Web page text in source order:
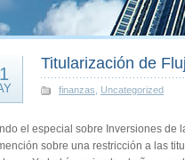
Titularización de
finanzas Uncategorized
el especial sobre Inversiones de
sobre una restricción a las